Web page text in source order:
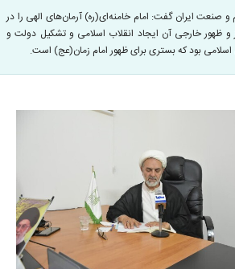
و صنعت ایران گفت: امام خامنه‌ای(ره) آرمان‌های الهی را در
ظهور خارجی آن ایجاد انقلاب اسلامی و تشکیل دولت و
بود که بستری برای ظهور امام زمان(عج) است.